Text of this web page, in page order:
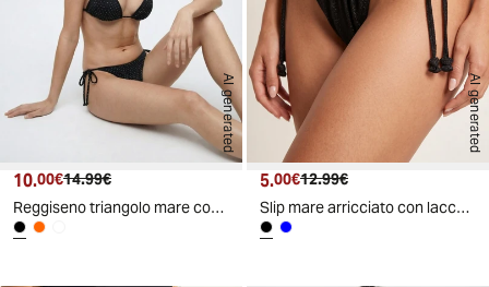
AI generated
Prezzo attuale
10.00€ Prezzo originale
14.99€
Reggiseno triangolo mare con strass chic - Nero
AI generated
Prezzo attuale
5.00€ Prezzo originale
12.99€
Slip mare arricciato con laccetti - Nero